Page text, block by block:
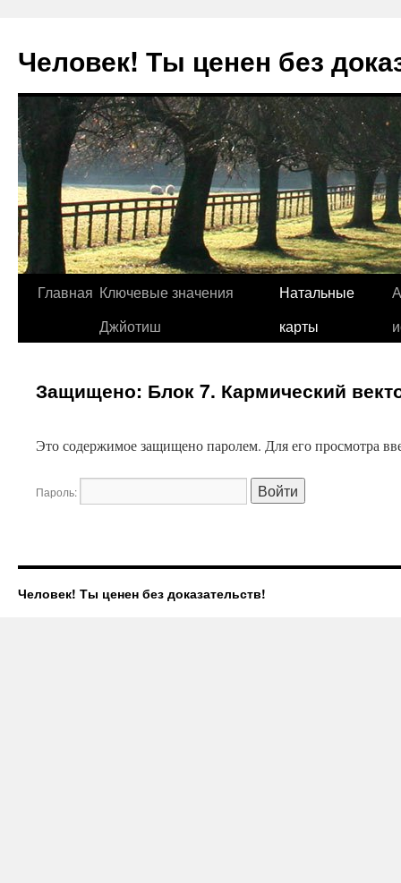
Человек! Ты ценен без
Перейти
Главная Ключевые значения
Джйотиш
Натальные
карты
Защищено: Блок 7. Кармический
Это содержимое защищено паролем. Для его просмотра
Пароль:
Человек! Ты ценен без доказательств!